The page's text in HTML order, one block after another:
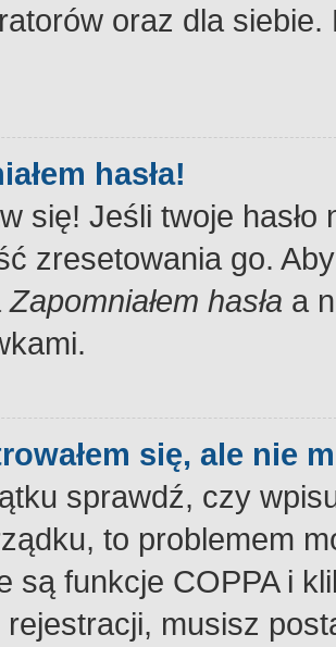
oraz dla
hasła!
się! Jeśli twoje
zresetowania go.
Zapomniałem hasła a
się, ale nie
sprawdź, czy
to problemem
są funkcje COPPA i
rejestracji, musisz